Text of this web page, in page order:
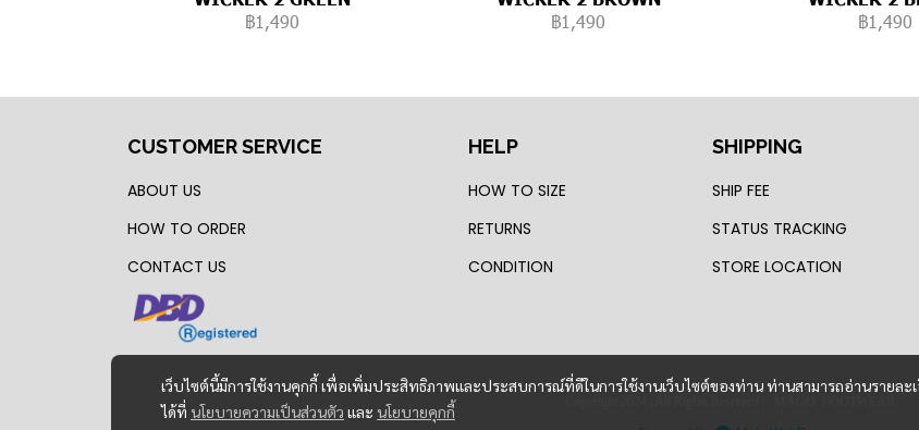
฿1,490 ฿1,490 ฿1,490
เว็บไซต์นี้มีการใช้งานคุกกี้ เพื่อเพิ่มประสิทธิภาพและประสบการณ์ที่ดีในการใช้งานเว็บไซต์ของท่าน ท่านสามารถอ่านรายละ
ได้ที่ นโยบายความเป็นส่วนตัว และ นโยบายคุกกี้
CUSTOMER SERVICE
ABOUT US
HOW TO ORDER
CONTACT US
HELP
HOW TO SIZE
RETURNS
CONDITION
SHIPPING
SHIP FEE
STATUS TRACKING
STORE LOCATION